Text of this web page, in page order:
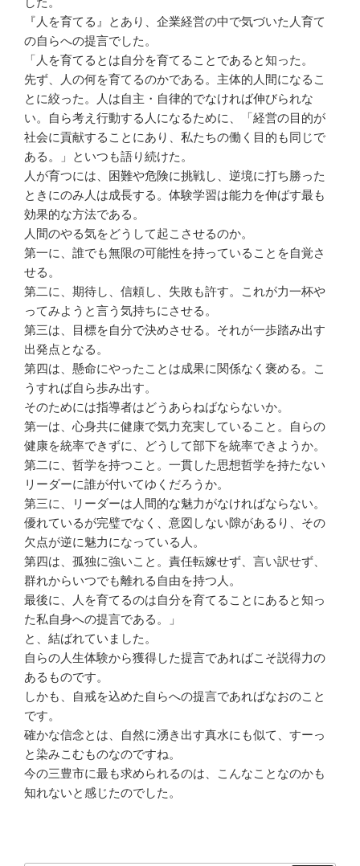
『人を育てる』とあり、企業経営の中で気づいた人育て
の自らへの提言でした。
「人を育てるとは自分を育てることであると知った。
先ず、人の何を育てるのかである。主体的人間になるこ
とに絞った。人は自主・自律的でなければ伸びられな
い。自ら考え行動する人になるために、「経営の目的が
社会に貢献することにあり、私たちの働く目的も同じで
ある。」といつも語り続けた。
人が育つには、困難や危険に挑戦し、逆境に打ち勝った
ときにのみ人は成長する。体験学習は能力を伸ばす最も
効果的な方法である。
人間のやる気をどうして起こさせるのか。
第一に、誰でも無限の可能性を持っていることを自覚さ
せる。
第二に、期待し、信頼し、失敗も許す。これが力一杯や
ってみようと言う気持ちにさせる。
第三は、目標を自分で決めさせる。それが一歩踏み出す
出発点となる。
第四は、懸命にやったことは成果に関係なく褒める。こ
うすれば自ら歩み出す。
そのためには指導者はどうあらねばならないか。
第一は、心身共に健康で気力充実していること。自らの
健康を統率できずに、どうして部下を統率できようか。
第二に、哲学を持つこと。一貫した思想哲学を持たない
リーダーに誰が付いてゆくだろうか。
第三に、リーダーは人間的な魅力がなければならない。
優れているが完璧でなく、意図しない隙があるり、その
欠点が逆に魅力になっている人。
第四は、孤独に強いこと。責任転嫁せず、言い訳せず、
群れからいつでも離れる自由を持つ人。
最後に、人を育てるのは自分を育てることにあると知っ
た私自身への提言である。」
と、結ばれていました。
自らの人生体験から獲得した提言であればこそ説得力の
あるものです。
しかも、自戒を込めた自らへの提言であればなおのこと
です。
確かな信念とは、自然に湧き出す真水にも似て、すーっ
と染みこむものなのですね。
今の三豊市に最も求められるのは、こんなことなのかも
知れないと感じたのでした。